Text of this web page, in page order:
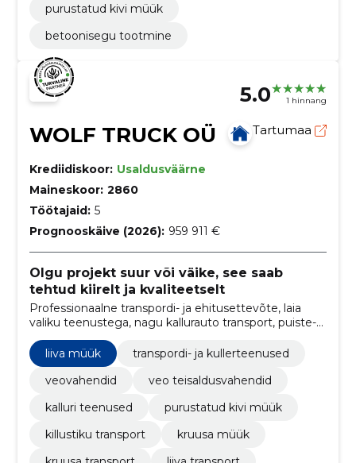
purustatud kivi müük
betoonisegu tootmine
5.0 1 hinnang
WOLF TRUCK OÜ Tartumaa
Krediidiskoor: Usaldusväärne
Maineskoor: 2860
Töötajaid: 5
Prognooskäive (2026): 959 911 €
Olgu projekt suur või väike, see saab
tehtud kiirelt ja kvaliteetselt
Professionaalne transpordi- ja ehitusettevõte, laia
valiku teenustega, nagu kallurauto transport, puiste-
ja ehitusmaterjalide müük, kergteede ehitus ning
pinnase ja prahi transport
liiva müük
transpordi- ja kullerteenused
veovahendid
veo teisaldusvahendid
kalluri teenused
purustatud kivi müük
killustiku transport
kruusa müük